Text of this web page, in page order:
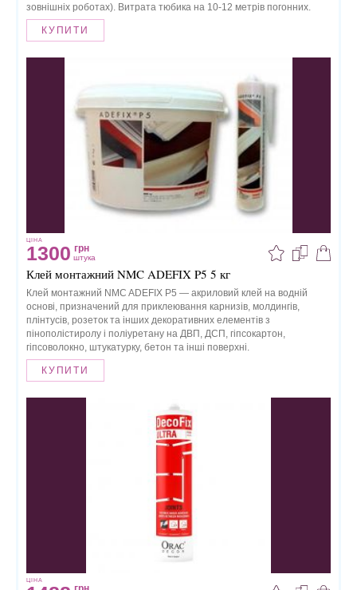
зовнішніх роботах). Витрата тюбика на 10-12 метрів погонних.
КУПИТИ
ЦІНА
1300 грн
штука
Клей монтажний NMC ADEFIX P5 5 кг
Клей монтажний NMC ADEFIX P5 — акриловий клей на водній
основі, призначений для приклеювання карнизів, молдингів,
плінтусів, розеток та інших декоративних елементів з
пінополістиролу і поліуретану на ДВП, ДСП, гіпсокартон,
гіпсоволокно, штукатурку, бетон та інші поверхні.
КУПИТИ
ЦІНА